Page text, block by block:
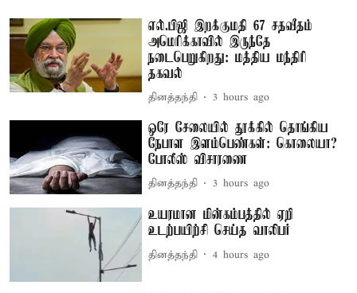
எல்.பிஜி இறக்குமதி 67 சதவீதம்
அமெரிக்காவில் இருந்தே
நடைபெறுகிறது: மத்திய மந்திரி
தகவல்
தினத்தந்தி 3 hours ago
ஒரே சேலையில் தூக்கில் தொங்கிய
நேபாள இளம்பெண்கள்: கொலையா?
போலீஸ் விசாரணை
தினத்தந்தி 3 hours ago
உயரமான மின்கம்பத்தில் ஏறி
உடற்பயிற்சி செய்த வாலிபர்
தினத்தந்தி 4 hours ago